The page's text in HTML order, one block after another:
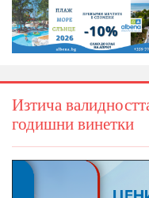
Изтича
годишни винетки